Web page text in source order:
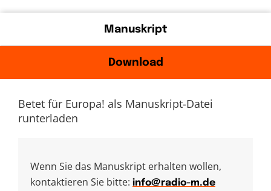
Manuskript
Download
Betet für Europa! als Manuskript-Datei
runterladen
Wenn Sie das Manuskript erhalten wollen,
kontaktieren Sie bitte: info@radio-m.de